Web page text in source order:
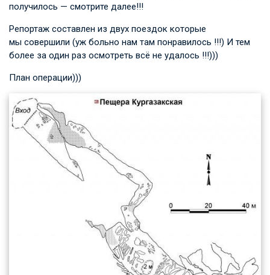
получилось — смотрите далее!!!
Репортаж составлен из двух поездок которые
мы совершили (уж больно нам там понравилось !!!) И тем
более за один раз осмотреть всё не удалось !!!)))
План операции)))